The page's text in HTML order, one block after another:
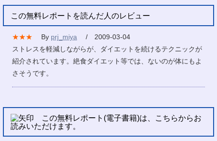
この無料レポートを読んだ人のレビュー
★★★ By prj_miya
/ 2009-03-04
ストレスを軽減しながらが、ダイエットを続けるテクニックが
紹介されています。絶食ダイエット等では、ないのが体にもよ
さそうです。
この無料レポート(電子書籍)は、こちらからお
読みいただけます。